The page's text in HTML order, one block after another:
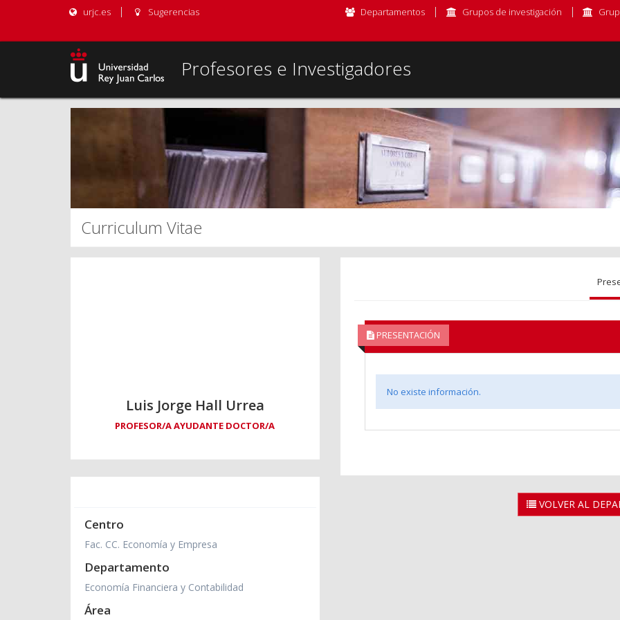
urjc.es Sugerencias Departamentos Grupos de investigación
Profesores e Investigadores
Curriculum Vitae
Luis Jorge Hall Urrea
PROFESOR/A AYUDANTE DOCTOR/A
Centro
Fac. CC. Economía y Empresa
Departamento
Economía Financiera y Contabilidad
Área
PRESENTACIÓN
No existe información.
VOLVER AL